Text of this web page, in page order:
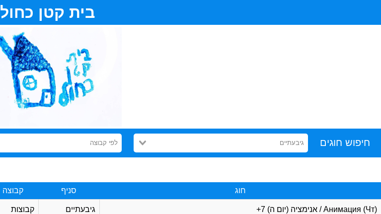
בית קטן כחול
חיפוש חוגים גיבעתיים לפי קבוצה
חוג סניף קבוצה
Анимация (Чт) / אנימציה (יום ה) 7+ גיבעתיים קבוצות